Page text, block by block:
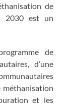
de
2030 est un
de
d’une
méthanisation
et les